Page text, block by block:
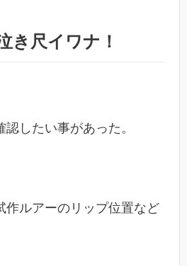
き尺イワナ！
したい事があった。
作ルアーのリップ位置など